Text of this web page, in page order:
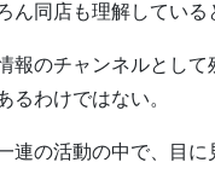
同店も理解している
報のチャンネルとして
るわけではない。
連の活動の中で、目